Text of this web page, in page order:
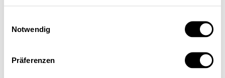
Notwendig
Präferenzen